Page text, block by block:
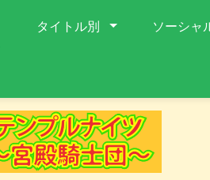
タイトル別 ソーシャ